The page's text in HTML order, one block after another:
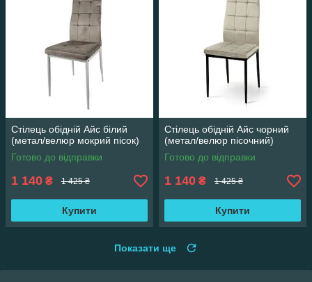
Стілець обідній Айс білий
(метал/велюр мокрий пісок)
Готово до відправки
1 140 ₴ 1 425 ₴
Купити
Стілець обідній Айс чорний
(метал/велюр пісочний)
Готово до відправки
1 140 ₴ 1 425 ₴
Купити
Показати ще